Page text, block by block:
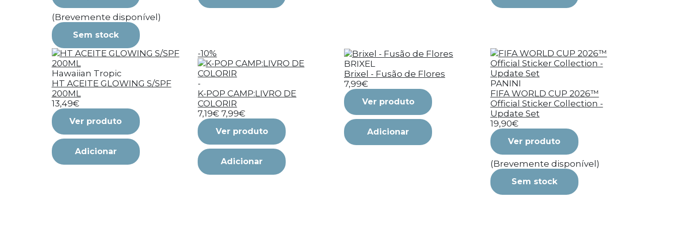
(Brevemente disponível)
Sem stock
Hawaiian Tropic
HT ACEITE GLOWING S/SPF
200ML
13,49€
Ver produto
Adicionar
-10%
-
K-POP CAMP:LIVRO DE
COLORIR
7,19€ 7,99€
Ver produto
Adicionar
BRIXEL
Brixel - Fusão de Flores
7,99€
Ver produto
Adicionar
PANINI
FIFA WORLD CUP 2026™
Official Sticker Collection -
Update Set
19,90€
Ver produto
(Brevemente disponível)
Sem stock